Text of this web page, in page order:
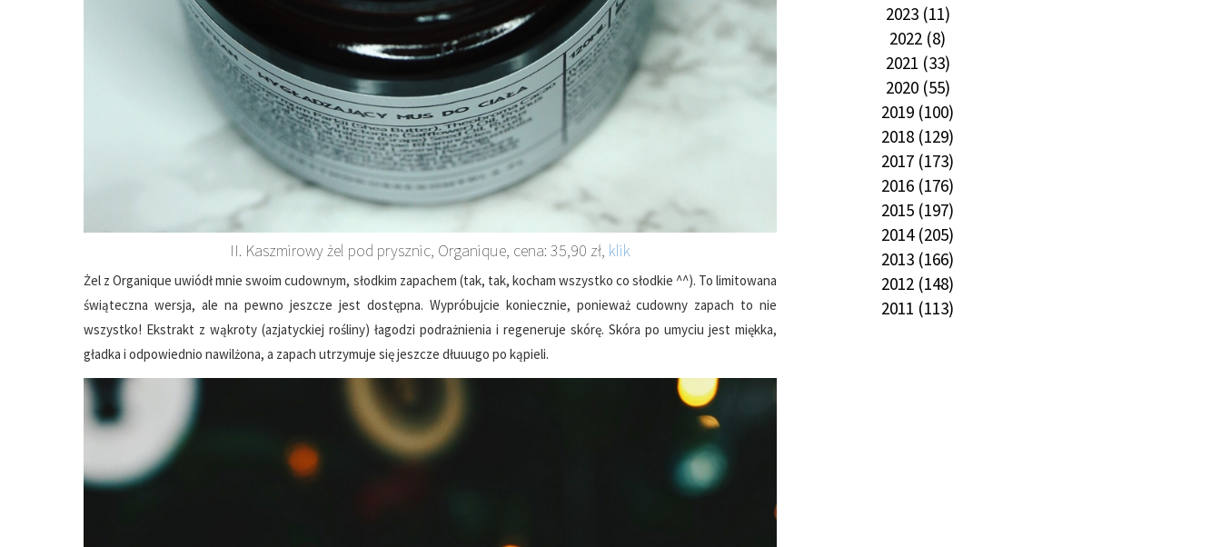
II. Kaszmirowy żel pod prysznic, Organique, cena: 35,90 zł, klik
Żel z Organique uwiódł mnie swoim cudownym, słodkim zapachem (tak, tak, kocham wszystko co słodkie ^^). To limitowana
świąteczna wersja, ale na pewno jeszcze jest dostępna. Wypróbujcie koniecznie, ponieważ cudowny zapach to nie
wszystko! Ekstrakt z wąkroty (azjatyckiej rośliny) łagodzi podrażnienia i regeneruje skórę. Skóra po umyciu jest miękka,
gładka i odpowiednio nawilżona, a zapach utrzymuje się jeszcze dłuuugo po kąpieli.
2023 (11)
2022 (8)
2021 (33)
2020 (55)
2019 (100)
2018 (129)
2017 (173)
2016 (176)
2015 (197)
2014 (205)
2013 (166)
2012 (148)
2011 (113)